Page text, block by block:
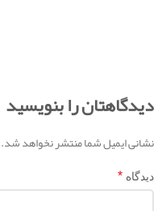
دیدگاهتان را بنویسید
نشانی ایمیل شما منتشر نخواهد شد.
دیدگاه *